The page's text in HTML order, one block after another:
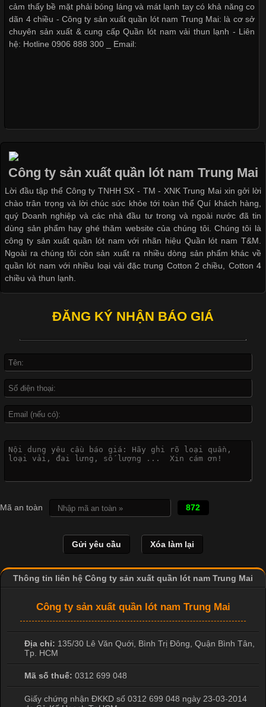
Vải thun là một trong những chất liệu được sử dụng rộng rãi
nhất trong ngành thời trang nhờ đặc tính co giãn, mềm mại và
thoải mái khi mặc. Từ áo thun, đồ thể thao cho đến đồ lót nam,
vải thun luôn đóng vai trò quan trọng trong quá trình sản xuất.
Hiện nay, nhu cầu tìm kiếm quần lót nam giá
Xu Hướng Form Áo Thun Phổ Biến Trong Ngành May Mặc
Cập nhật 2026-05-09 15:58:23
Các Form Áo Thun Phổ Biến Hiện Nay Và Xu Hướng Trong
Ngành May Mặc Áo thun là một trong những trang phục quen
cảm thấy bề mặt phải bóng láng và mát lạnh tay có khả năng co
dãn 4 chiều - Công ty sản xuất quần lót nam Trung Mai: là cơ sở
chuyên sản xuất & cung cấp Quần lót nam vải thun lạnh - Liên
hệ: Hotline 0906 888 300 _ Email:
Công ty sản xuất quần lót nam Trung Mai
Lời đầu tập thể Công ty TNHH SX - TM - XNK Trung Mai xin gởi lời
chào trân trọng và lời chúc sức khỏe tới toàn thể Quí khách hàng,
quý Doanh nghiệp và các nhà đầu tư trong và ngoài nước đã tin
dùng sản phẩm hay ghé thăm website của chúng tôi. Chúng tôi là
công ty sản xuất quần lót nam với nhãn hiệu Quần lót nam T&M.
Ngoài ra chúng tôi còn sản xuất ra nhiều dòng sản phẩm khác về
quần lót nam với nhiều loại vải đặc trung Cotton 2 chiều, Cotton 4
chiều và thun lạnh.
ĐĂNG KÝ NHẬN BÁO GIÁ
Mã an toàn 872
Thông tin liên hệ Công ty sản xuất quần lót nam Trung Mai
Công ty sản xuất quần lót nam Trung Mai
Địa chỉ: 135/30 Lê Văn Quới, Bình Trị Đông, Quận Bình Tân,
Tp. HCM
Mã số thuế: 0312 699 048
Giấy chứng nhận ĐKKD số 0312 699 048 ngày 23-03-2014